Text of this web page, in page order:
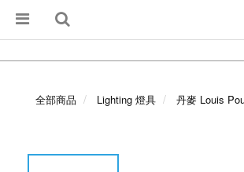
全部商品 Lighting 燈具 丹麥 Louis